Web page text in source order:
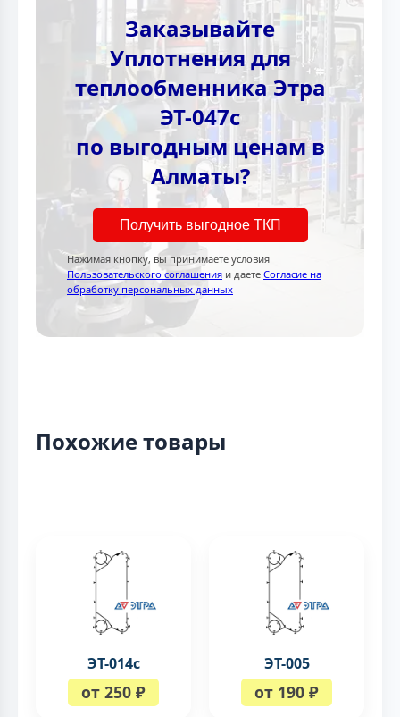
Заказывайте
Уплотнения для
теплообменника Этра
ЭТ-047с
по выгодным ценам в
Алматы?
Получить выгодное ТКП
Нажимая кнопку, вы принимаете условия
Пользовательского соглашения и даете Согласие на
обработку персональных данных
Похожие товары
ЭТ-014с
от 250 ₽
ЭТ-005
от 190 ₽